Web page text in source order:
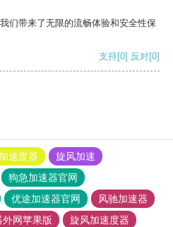
们带来了无限的流畅体验和安全性保
支持[0] 反对[0]
速度器
旋风加速
狗急加速器官网
优途加速器官网
风驰加速器
网苹果版
旋风加速度器